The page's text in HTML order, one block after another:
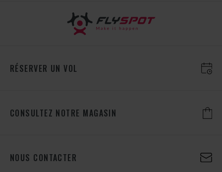
RÉSERVER UN VOL
CONSULTEZ NOTRE MAGASIN
NOUS CONTACTER